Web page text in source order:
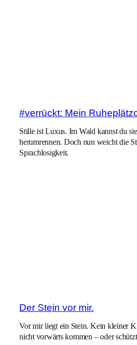
#verrückt: Mein
Stille ist Luxus. Im Wald kannst du
herumrennen. Doch nun weicht die
Sprachlosigkeit.
Der Stein vor mir.
Vor mir liegt ein Stein. Kein kleiner
nicht vorwärts kommen – oder